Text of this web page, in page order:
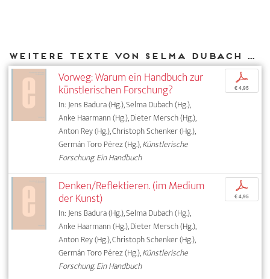
Weitere Texte von Selma Dubach bei DIAPHANES
Vorweg: Warum ein Handbuch zur
künstlerischen Forschung?
In: Jens Badura (Hg.), Selma Dubach (Hg.),
Anke Haarmann (Hg.), Dieter Mersch (Hg.),
Anton Rey (Hg.), Christoph Schenker (Hg.),
Germán Toro Pérez (Hg.),Künstlerische
Forschung. Ein Handbuch
p
€ 4,95
Denken/Reflektieren. (im Medium
der Kunst)
In: Jens Badura (Hg.), Selma Dubach (Hg.),
Anke Haarmann (Hg.), Dieter Mersch (Hg.),
Anton Rey (Hg.), Christoph Schenker (Hg.),
Germán Toro Pérez (Hg.),Künstlerische
Forschung. Ein Handbuch
p
€ 4,95